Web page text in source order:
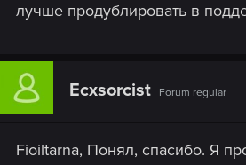
лучше продублировать в
Ecxsorcist Forum regular
Fioiltarna, Понял, спасибо. Я